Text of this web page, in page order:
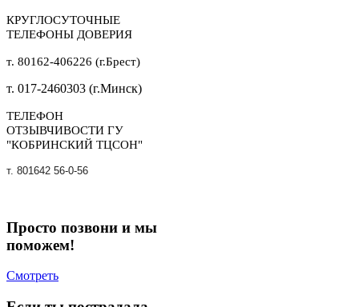
КРУГЛОСУТОЧНЫЕ
ТЕЛЕФОНЫ ДОВЕРИЯ
т. 80162-406226 (г.Брест)
т. 017-2460303 (г.Минск)
ТЕЛЕФОН
ОТЗЫВЧИВОСТИ ГУ
"КОБРИНСКИЙ ТЦСОН"
т. 801642 56-0-56
Просто позвони и мы
поможем!
Смотреть